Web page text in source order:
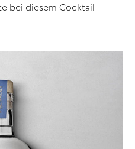
bei diesem Cocktail-